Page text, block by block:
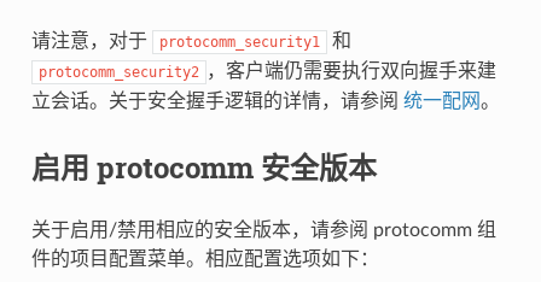
请注意，对于 protocomm_security1 和
protocomm_security2 ，客户端仍需要执行双向握手来建
立会话。关于安全握手逻辑的详情，请参阅 统一配网。
启用 protocomm 安全版本
关于启用/禁用相应的安全版本，请参阅 protocomm 组
件的项目配置菜单。相应配置选项如下：